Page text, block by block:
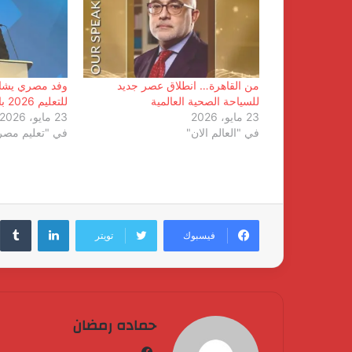
من القاهرة… انطلاق عصر جديد
للسياحة الصحية العالمية
23 مايو، 2026
في "العالم الان"
وفد مصري
للتعليم 2026 بالمملكة المتحدة
23 مايو، 2026
في "تعليم
فيسبوك تويتر
لينكدإن
حماده رمضان